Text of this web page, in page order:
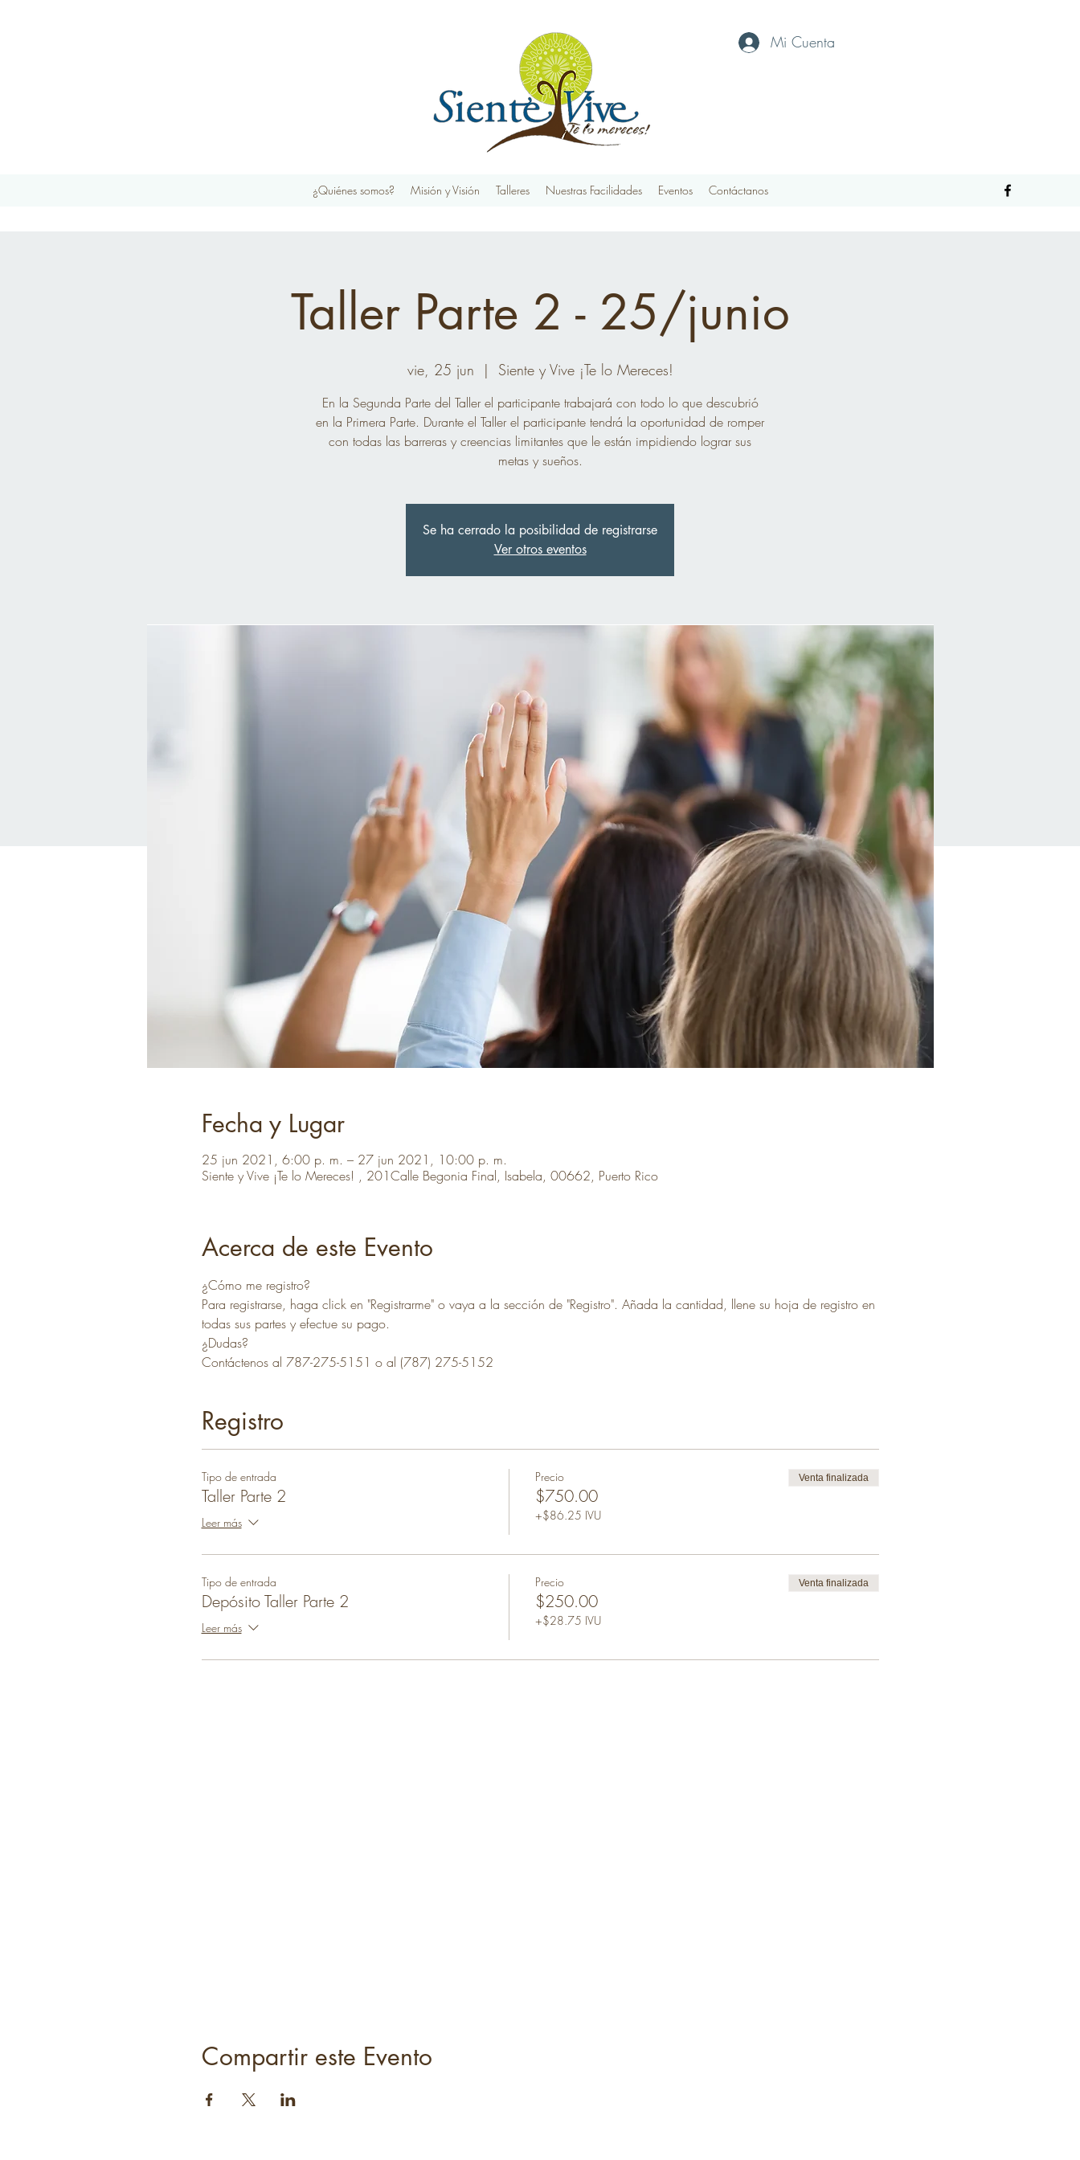
Mi Cuenta
¿Quiénes somos? Misión y Visión Talleres Nuestras Facilidades Eventos Contáctanos
Taller Parte 2 - 25/junio
vie, 25 jun
  |
Siente y Vive ¡Te lo Mereces!
En la Segunda Parte del Taller el participante trabajará con todo lo que descubrió
en la Primera Parte. Durante el Taller el participante tendrá la oportunidad de romper
con todas las barreras y creencias limitantes que le están impidiendo lograr sus
metas y sueños.
Se ha cerrado la posibilidad de registrarse
Ver otros eventos
Fecha y Lugar
25 jun 2021, 6:00 p. m. – 27 jun 2021, 10:00 p. m.
Siente y Vive ¡Te lo Mereces! , 201Calle Begonia Final, Isabela, 00662, Puerto Rico
Acerca de este Evento
¿Cómo me registro?
Para registrarse, haga click en "Registrarme" o vaya a la sección de "Registro". Añada la cantidad, llene su hoja de registro en
todas sus partes y efectue su pago.
¿Dudas?
Contáctenos al 787-275-5151 o al (787) 275-5152
Registro
Tipo de entrada
Taller Parte 2
Leer más
Precio
$750.00
+$86.25 IVU
Venta finalizada
Tipo de entrada
Depósito Taller Parte 2
Leer más
Precio
$250.00
+$28.75 IVU
Venta finalizada
Compartir este Evento